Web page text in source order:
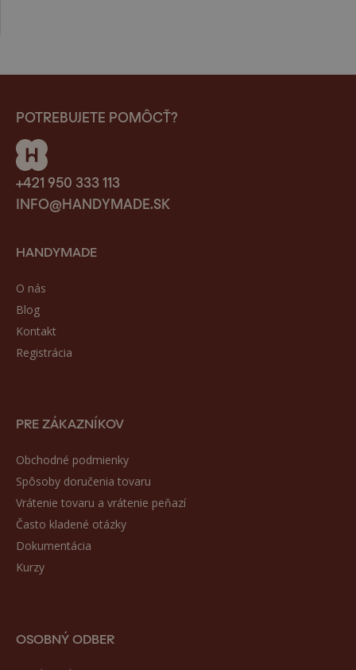
POTREBUJETE POMÔCŤ?
+421 950 333 113
INFO@HANDYMADE.SK
HANDYMADE
O nás
Blog
Kontakt
Registrácia
PRE ZÁKAZNÍKOV
Obchodné podmienky
Spôsoby doručenia tovaru
Vrátenie tovaru a vrátenie peňazí
Často kladené otázky
Dokumentácia
Kurzy
OSOBNÝ ODBER